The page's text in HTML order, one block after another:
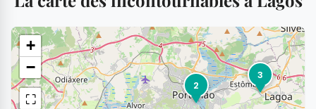
2
3
+
−
⛶